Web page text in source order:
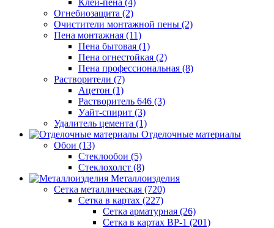
Клей-пена (4)
Огнебиозащита (2)
Очистители монтажной пены (2)
Пена монтажная (11)
Пена бытовая (1)
Пена огнестойкая (2)
Пена профессиональная (8)
Растворители (7)
Ацетон (1)
Растворитель 646 (3)
Уайт-спирит (3)
Удалитель цемента (1)
Отделочные материалы
Обои (13)
Стеклообои (5)
Стеклохолст (8)
Металлоизделия
Сетка металлическая (720)
Сетка в картах (227)
Сетка арматурная (26)
Сетка в картах ВР-1 (201)